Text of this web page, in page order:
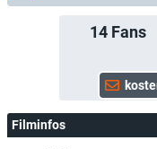
14Fans
Filminfos